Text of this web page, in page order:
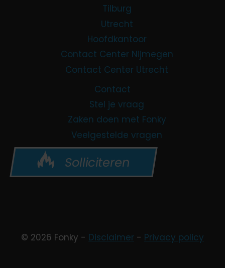
Tilburg
Utrecht
Hoofdkantoor
Contact Center Nijmegen
Contact Center Utrecht
Contact
Stel je vraag
Zaken doen met Fonky
Veelgestelde vragen
Solliciteren
© 2026 Fonky - Disclaimer - Privacy policy